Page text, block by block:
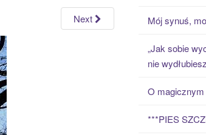
Next Mój synuś,
„Jak sobie
nie
O magicznym
***PIES